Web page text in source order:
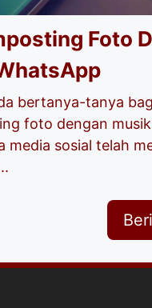
Foto
bertanya-tanya
foto dengan
media sosial telah